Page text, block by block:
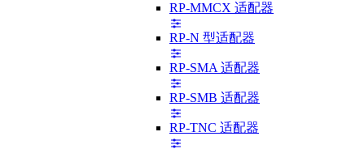
RP-MMCX 适配器
RP-N 型适配器
RP-SMA 适配器
RP-SMB 适配器
RP-TNC 适配器